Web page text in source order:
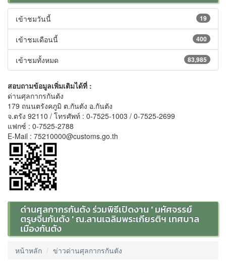
19
เข้าชมวันนี้
400
เข้าชมเดือนนี้
83,985
เข้าชมทั้งหมด
สอบถามข้อมูลเพิ่มเติมได้ที่ :
ด่านศุลกากรกันตัง
179 ถนนตรังคภูมิ ต.กันตัง อ.กันตัง
จ.ตรัง 92110 / โทรศัพท์ : 0-7525-1003 / 0-7525-2699
แฟกซ์ : 0-7525-2788
E-Mail : 75210000@customs.go.th
ด่านศุลกากรกันตัง ร่วมพิธีเปิดงาน ' มหัศจรรย์
ตรุษจีนกันตัง ' ณ.ลานเฉลิมพระเกียรติฯ เทศบาล
เมืองกันตัง
หน้าหลัก ข่าวด่านศุลกากรกันตัง